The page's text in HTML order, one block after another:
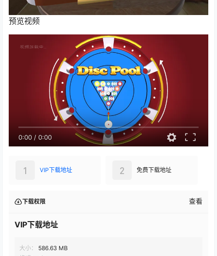
预览视频
0:00 / 0:00
VIP下载地址
1 免费下载地址
2
下载权限 查看
VIP下载地址
大小：
586.63 MB